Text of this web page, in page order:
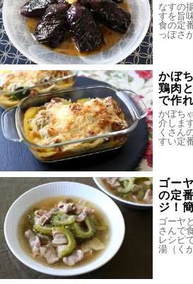
なすの
すを旨
食の定
っぽさ
かぼ
鶏肉
で作
かぼち
介しま
くさん
すい定
ゴー
の定
ジ！
ゴーヤ
さんで
レシピ
湯（く